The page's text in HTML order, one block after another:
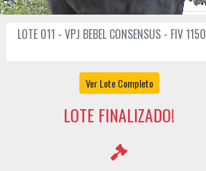
LOTE 011 - VPJ BEBEL CONSENSUS - FIV 1150
Ver Lote Completo
LOTE FINALIZADO!